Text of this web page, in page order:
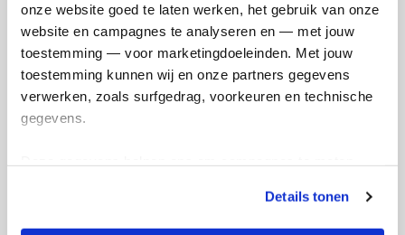
onze website goed te laten werken, het gebruik van onze
website en campagnes te analyseren en — met jouw
toestemming — voor marketingdoeleinden. Met jouw
toestemming kunnen wij en onze partners gegevens
verwerken, zoals surfgedrag, voorkeuren en technische
gegevens.
tonen. Je kunt je toestemming op elk moment wijzigen of
intrekken via Cookie instellingen onderaan de pagina. De
Details tonen
Opgehaald
€401
Streefbedrag
€400
Doneer
Mijn updates